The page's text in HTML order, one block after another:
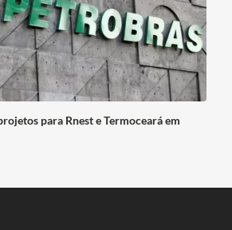
para Rnest e Termoceará em